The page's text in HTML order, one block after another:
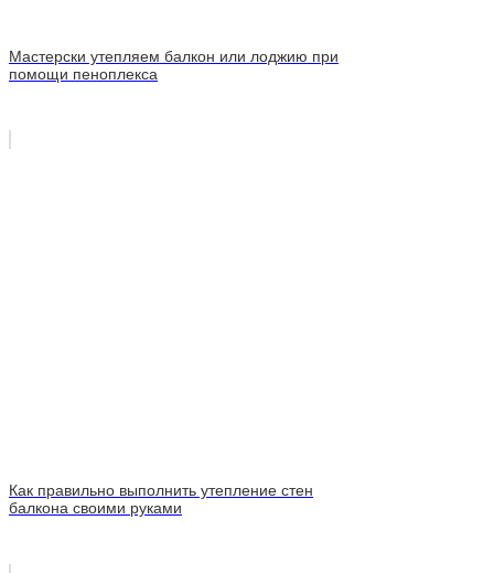
Мастерски утепляем балкон или лоджию при
помощи пеноплекса
Как правильно выполнить утепление стен
балкона своими руками